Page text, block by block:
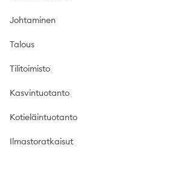
Johtaminen
Talous
Tilitoimisto
Kasvintuotanto
Kotieläintuotanto
Ilmastoratkaisut